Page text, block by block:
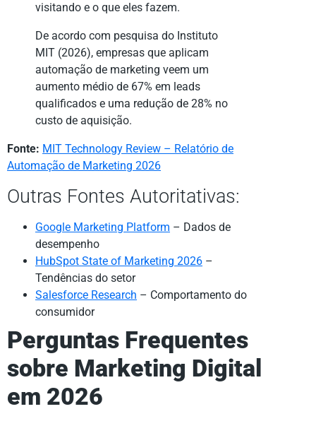
visitando e o que eles fazem.
De acordo com pesquisa do Instituto
MIT (2026), empresas que aplicam
automação de marketing veem um
aumento médio de 67% em leads
qualificados e uma redução de 28% no
custo de aquisição.
Fonte: MIT Technology Review – Relatório de
Automação de Marketing 2026
Outras Fontes Autoritativas:
Google Marketing Platform – Dados de
desempenho
HubSpot State of Marketing 2026 –
Tendências do setor
Salesforce Research – Comportamento do
consumidor
Perguntas Frequentes
sobre Marketing Digital
em 2026